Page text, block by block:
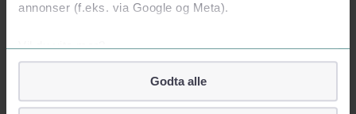
annonser (f.eks. via Google og Meta).
Vil du vite mer?
Om informasjonskapsler
Googles retningslinjer for personvern
Godta alle